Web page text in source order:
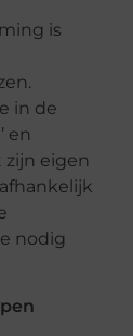
is
in de
en
zijn eigen
nodig